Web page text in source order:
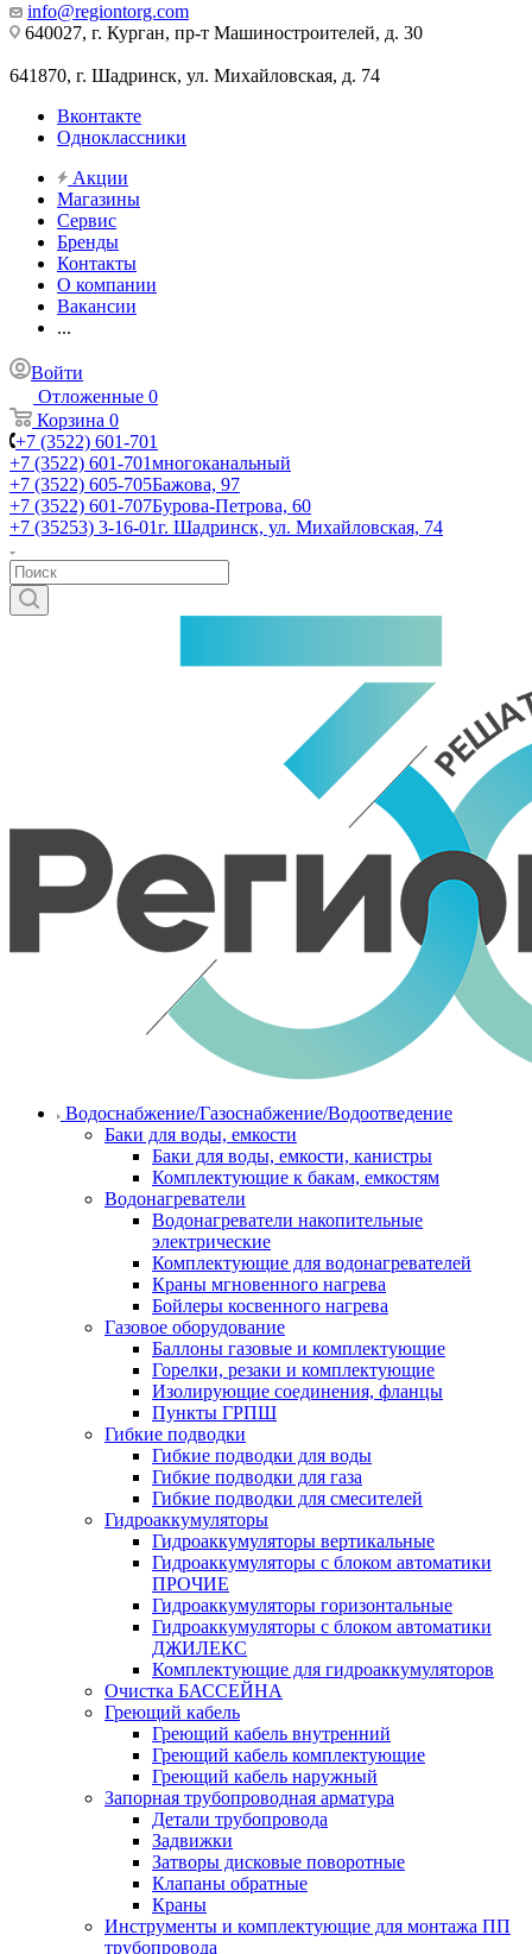
info@regiontorg.com
640027, г. Курган, пр-т Машиностроителей, д. 30
641870, г. Шадринск, ул. Михайловская, д. 74
Вконтакте
Одноклассники
Акции
Магазины
Сервис
Бренды
Контакты
О компании
Вакансии
...
Войти
Отложенные 0
Корзина 0
+7 (3522) 601-701
+7 (3522) 601-701многоканальный
+7 (3522) 605-705Бажова, 97
+7 (3522) 601-707Бурова-Петрова, 60
+7 (35253) 3-16-01г. Шадринск, ул. Михайловская, 74
Водоснабжение/Газоснабжение/Водоотведение
Баки для воды, емкости
Баки для воды, емкости, канистры
Комплектующие к бакам, емкостям
Водонагреватели
Водонагреватели накопительные
электрические
Комплектующие для водонагревателей
Краны мгновенного нагрева
Бойлеры косвенного нагрева
Газовое оборудование
Баллоны газовые и комплектующие
Горелки, резаки и комплектующие
Изолирующие соединения, фланцы
Пункты ГРПШ
Гибкие подводки
Гибкие подводки для воды
Гибкие подводки для газа
Гибкие подводки для смесителей
Гидроаккумуляторы
Гидроаккумуляторы вертикальные
Гидроаккумуляторы с блоком автоматики
ПРОЧИЕ
Гидроаккумуляторы горизонтальные
Гидроаккумуляторы с блоком автоматики
ДЖИЛЕКС
Комплектующие для гидроаккумуляторов
Очистка БАССЕЙНА
Греющий кабель
Греющий кабель внутренний
Греющий кабель комплектующие
Греющий кабель наружный
Запорная трубопроводная арматура
Детали трубопровода
Задвижки
Затворы дисковые поворотные
Клапаны обратные
Краны
Инструменты и комплектующие для монтажа ПП
трубопровода